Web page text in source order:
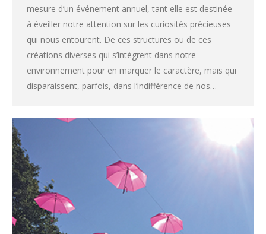
mesure d’un événement annuel, tant elle est destinée
à éveiller notre attention sur les curiosités précieuses
qui nous entourent. De ces structures ou de ces
créations diverses qui s’intègrent dans notre
environnement pour en marquer le caractère, mais qui
disparaissent, parfois, dans l’indifférence de nos…